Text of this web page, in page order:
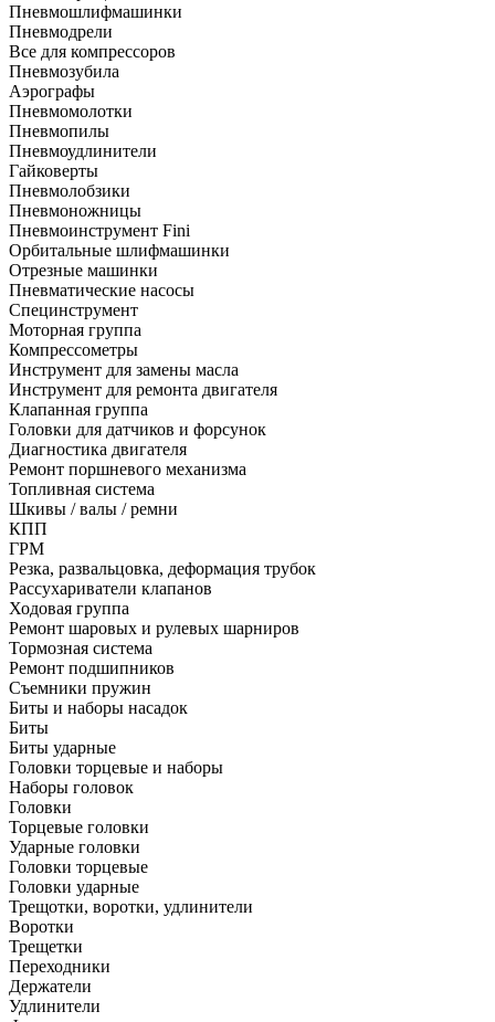
Пневмошлифмашинки
Пневмодрели
Все для компрессоров
Пневмозубила
Аэрографы
Пневмомолотки
Пневмопилы
Пневмоудлинители
Гайковерты
Пневмолобзики
Пневмоножницы
Пневмоинструмент Fini
Орбитальные шлифмашинки
Отрезные машинки
Пневматические насосы
Специнструмент
Моторная группа
Компрессометры
Инструмент для замены масла
Инструмент для ремонта двигателя
Клапанная группа
Головки для датчиков и форсунок
Диагностика двигателя
Ремонт поршневого механизма
Топливная система
Шкивы / валы / ремни
КПП
ГРМ
Резка, развальцовка, деформация трубок
Рассухариватели клапанов
Ходовая группа
Ремонт шаровых и рулевых шарниров
Тормозная система
Ремонт подшипников
Съемники пружин
Биты и наборы насадок
Биты
Биты ударные
Головки торцевые и наборы
Наборы головок
Головки
Торцевые головки
Ударные головки
Головки торцевые
Головки ударные
Трещотки, воротки, удлинители
Воротки
Трещетки
Переходники
Держатели
Удлинители